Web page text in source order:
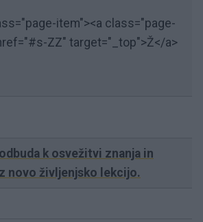
item"><a class="page-
ZZ" target="_top">Ž</a>
k osvežitvi znanja in
novo življenjsko lekcijo.